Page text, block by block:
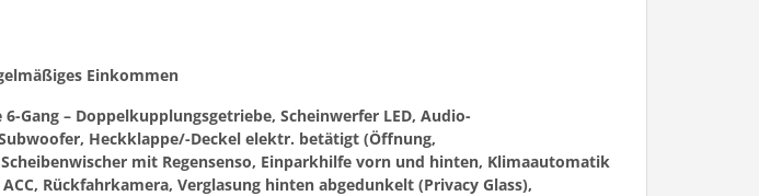
Einkommen
6-Gang – Doppelkupplungsgetriebe, Scheinwerfer LED, Audio-
Heckklappe/-Deckel elektr. betätigt (Öffnung,
mit Regensenso, Einparkhilfe vorn und hinten, Klimaautomatik
Rückfahrkamera, Verglasung hinten abgedunkelt (Privacy Glass),